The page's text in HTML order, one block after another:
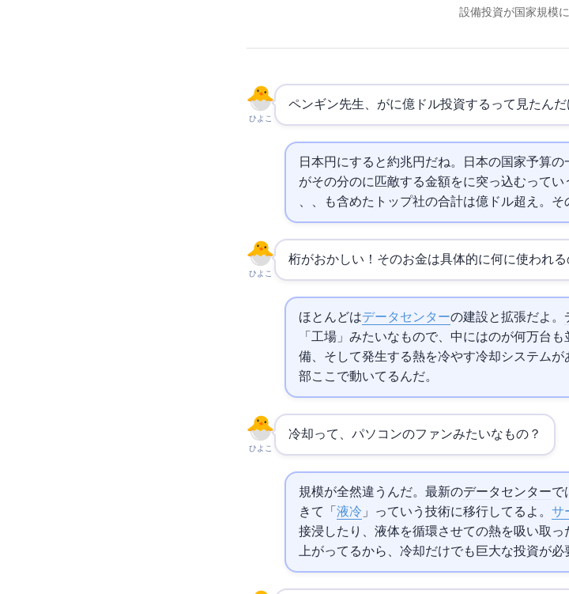
AI設備投資が国家規模に（
ひよこ
ペンギン先生、 がAIに2000億ドル投資するって見たん
日本円にすると約30兆円だね。日本の国家予算の
がその4分の1に匹敵する金額をAIに突っ込むって
、Meta、
も含めたトップ5社の合計は6000億ドル超え。そ
ひよこ
桁がおかしい…！そのお金は具体的に何に使われる
ほとんどはデータセンターの建設と拡張だよ。
「工場」みたいなもので、中にはのが何万台も
備、そして発生する熱を冷やす冷却システムが
部ここで動いてるんだ。
ひよこ
冷却って、パソコンのファンみたいなもの？
規模が全然違うんだ。最新のデータセンターで
きて「 液冷 」っていう技術に移行してるよ。 サ
接浸したり、液体を循環させての熱を吸い取っ
上がってるから、冷却だけでも巨大な投資が必